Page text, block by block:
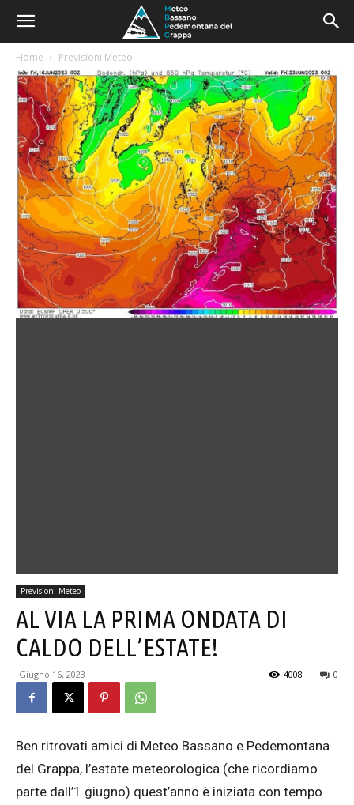
Home Previsioni Meteo
Previsioni Meteo
AL VIA LA PRIMA ONDATA DI
CALDO DELL’ESTATE!
Giugno 16, 2023 0
4008
Ben ritrovati amici di Meteo Bassano e Pedemontana
del Grappa, l’estate meteorologica (che ricordiamo
parte dall’1 giugno) quest’anno è iniziata con tempo